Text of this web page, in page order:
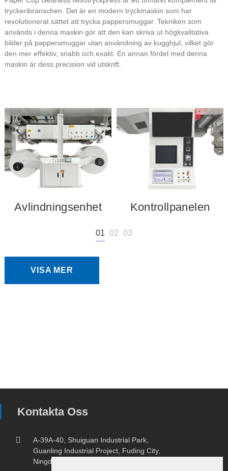
tryckeribranschen. Det är en modern tryckmaskin som har
revolutionerat sättet att trycka pappersmuggar. Tekniken som
används i denna maskin gör att den kan skriva ut högkvalitativa
bilder på pappersmuggar utan användning av kugghjul, vilket gör
den mer effektiv, snabb och exakt. En annan fördel med denna
maskin är dess precision vid utskrift.
Avlindningsenhet Kontrollpanelen
01 02 03
VISA MER
Kontakta Oss
A-39A-40, Shuiguan Industrial Park,
Guanling Industrial Project, Fuding City,
Ningde City, Fujian-Provinsen.